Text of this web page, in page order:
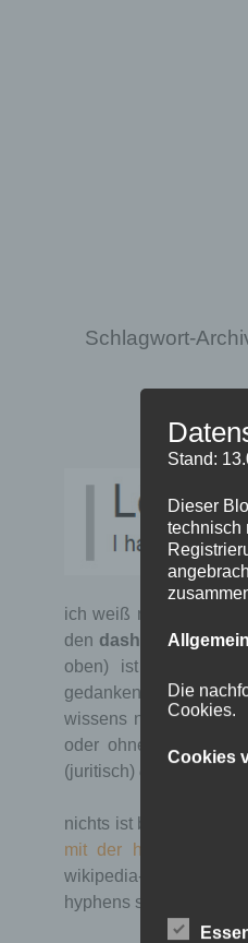
Schlagwort-
ich weiß nicht mehr,
den dash . in seiner
oben) ist er
gedankenstriche, die
wissens nach nicht
oder ohne hyphen
(juritisch) entschädigen
nichts ist besser für
mit der hyphen-
wikipedia-universum um
hyphens sind ihm –
Stand:
Dieser
technisch
Die
Cookies.
Cookies